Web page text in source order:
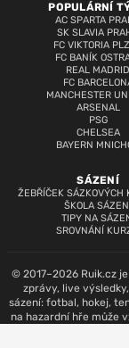
POPULÁRNÍ
AC SPARTA
SK SLAVIA
FC VIKTORIA
FC BANÍK
REAL MADRID
FC
MANCHESTER
ARSENAL
PSG
CHELSEA
BAYERN
SÁZENÍ
ŽEBŘÍČEK SÁZKOVÝCH
ŠKOLA
TIPY NA
SROVNÁNÍ
© 2017–2026 Ruik.cz
zprávy, live
sázení: fotbal, hokej,
na hazardní hře může